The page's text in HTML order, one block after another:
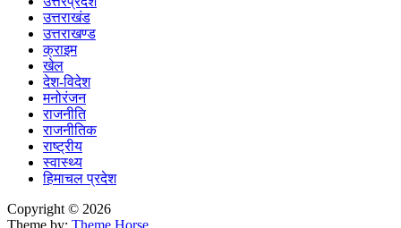
उत्तराखंड
उत्तराखण्ड
क्राइम
खेल
देश-विदेश
मनोरंजन
राजनीति
राजनीतिक
राष्ट्रीय
स्वास्थ्य
हिमाचल प्रदेश
Copyright © 2026